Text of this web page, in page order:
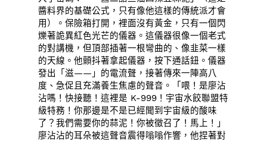
醬料界的基礎公式，只有像他這樣的傳統派才會
用）。保險箱打開，裡面沒有黃金，只有一個閃
爍著詭異紅色光芒的儀器。這儀器很像一個老式
的對講機，但頂部插著一根彎曲的、像韭菜一樣
的天線。他顫抖著拿起儀器，按下通話鈕。儀器
發出「滋——」的電流聲，接著傳來一陣高八
度、急促且充滿養生焦慮的聲音。「喂！是廖沾
沾嗎！快接聽！這裡是 K-999！宇宙水餃聯盟特
級特務！你那邊是不是已經聞到宇宙級的酸味
了？我們需要你的蒜泥！你被徵召了！馬上！」
廖沾沾的耳朵被這聲音震得嗡嗡作響，他捏著對